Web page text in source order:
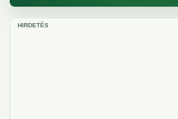
HIRDETÉS